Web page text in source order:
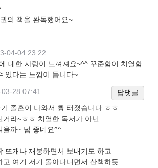
의 책을 완독했어요~
04-04 23:22
대한 사랑이 느껴져요~^^ 꾸준함이 치열함
있다는 느낌이 듭니다~
28 07:41
답댓글
졸혼이 나와서 빵 터졌습니다 ㅎㅎ
거라~ㅎㅎ 치열한 독서가 아닌
을까~ 넘 좋네요^^
뜨개나 재봉하면서 보내기도 하고
고 여기 저기 돌아다니면서 산책하듯